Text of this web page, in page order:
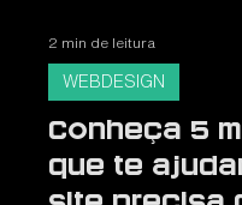
WEBDESIGN
Conheça 5